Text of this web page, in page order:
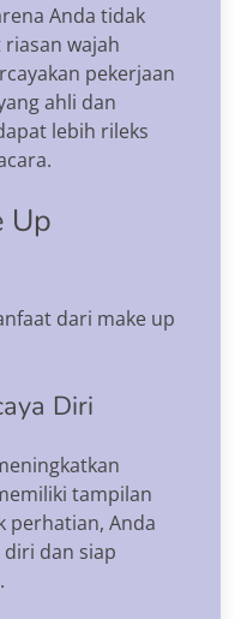
Anda tidak
wajah
pekerjaan
ahli dan
lebih rileks
Up
dari make up
Diri
tampilan
perhatian, Anda
dan siap